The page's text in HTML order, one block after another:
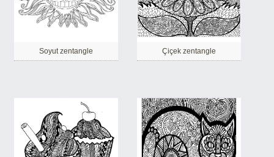
Soyut zentangle Çiçek zentangle